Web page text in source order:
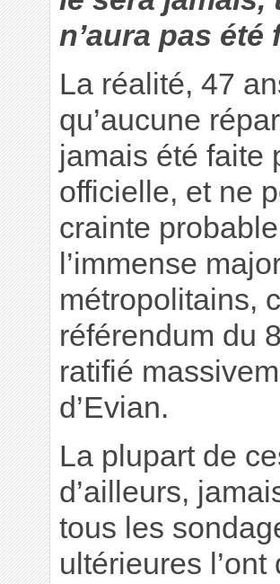
n’aura pas été
La réalité, 47
qu’aucune
jamais été faite
officielle, et ne
crainte
l’immense
métropolitains,
référendum du
ratifié
d’Evian.
La plupart de
d’ailleurs,
tous les
ultérieures l’ont